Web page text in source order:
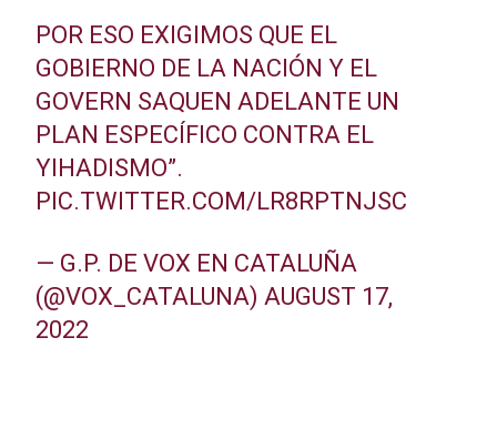
POR ESO EXIGIMOS QUE EL
GOBIERNO DE LA NACIÓN Y EL
GOVERN SAQUEN ADELANTE UN
PLAN ESPECÍFICO CONTRA EL
YIHADISMO”.
PIC.TWITTER.COM/LR8RPTNJSC
— G.P. DE VOX EN CATALUÑA
(@VOX_CATALUNA) AUGUST 17,
2022